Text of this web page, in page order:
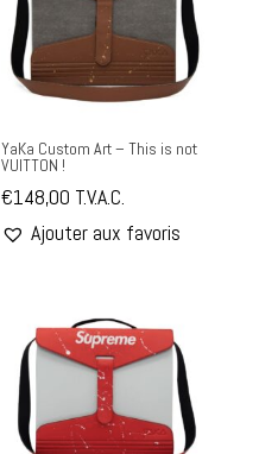
YaKa Custom Art – This is not
VUITTON !
€148,00 T.V.A.C.
Ajouter aux favoris